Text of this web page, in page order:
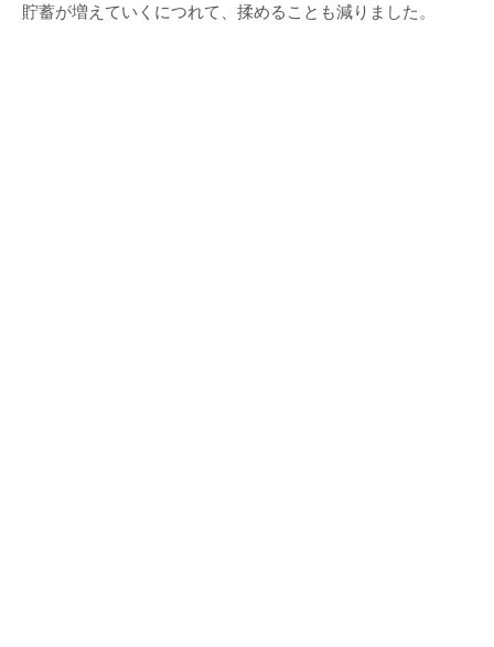
貯蓄が増えていくにつれて、揉めることも減りました。